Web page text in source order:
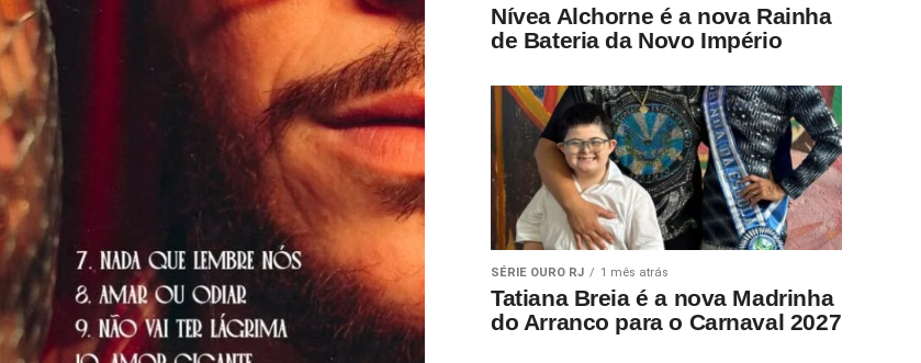
Nívea Alchorne é a nova Rainha
de Bateria da Novo Império
SÉRIE OURO RJ 1 mês atrás
Tatiana Breia é a nova Madrinha
do Arranco para o Carnaval 2027